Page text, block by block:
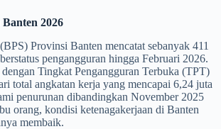
2026
Provinsi Banten mencatat sebanyak 411
pengangguran hingga Februari 2026.
Tingkat Pengangguran Terbuka (TPT)
total angkatan kerja yang mencapai 6,24 juta
penurunan dibandingkan November 2025
orang, kondisi ketenagakerjaan di Banten
membaik.